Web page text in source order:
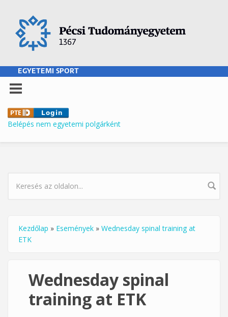
EGYETEMI SPORT
Belépés nem egyetemi polgárként
KERESÉS ŰRLAP
Jelenlegi hely
Kezdőlap » Események » Wednesday spinal training at
ETK
Wednesday spinal
training at ETK